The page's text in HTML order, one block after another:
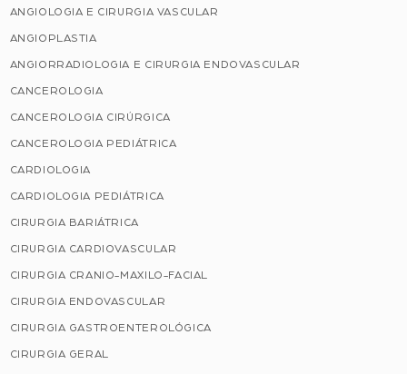
ANGIOLOGIA E CIRURGIA VASCULAR
ANGIOPLASTIA
ANGIORRADIOLOGIA E CIRURGIA ENDOVASCULAR
CANCEROLOGIA
CANCEROLOGIA CIRÚRGICA
CANCEROLOGIA PEDIÁTRICA
CARDIOLOGIA
CARDIOLOGIA PEDIÁTRICA
CIRURGIA BARIÁTRICA
CIRURGIA CARDIOVASCULAR
CIRURGIA CRANIO-MAXILO-FACIAL
CIRURGIA ENDOVASCULAR
CIRURGIA GASTROENTEROLÓGICA
CIRURGIA GERAL